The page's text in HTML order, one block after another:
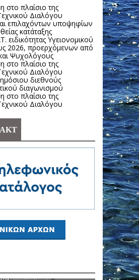
στο πλαίσιο της
Διαλόγου
επιλαχόντων υποψηφίων
κατάταξης
ειδικότητας Υγειονομικού
2026, προερχόμενων από
Ψυχολόγους
στο πλαίσιο της
Διαλόγου
διεθνούς
διαγωνισμού
στο πλαίσιο της
Διαλόγου